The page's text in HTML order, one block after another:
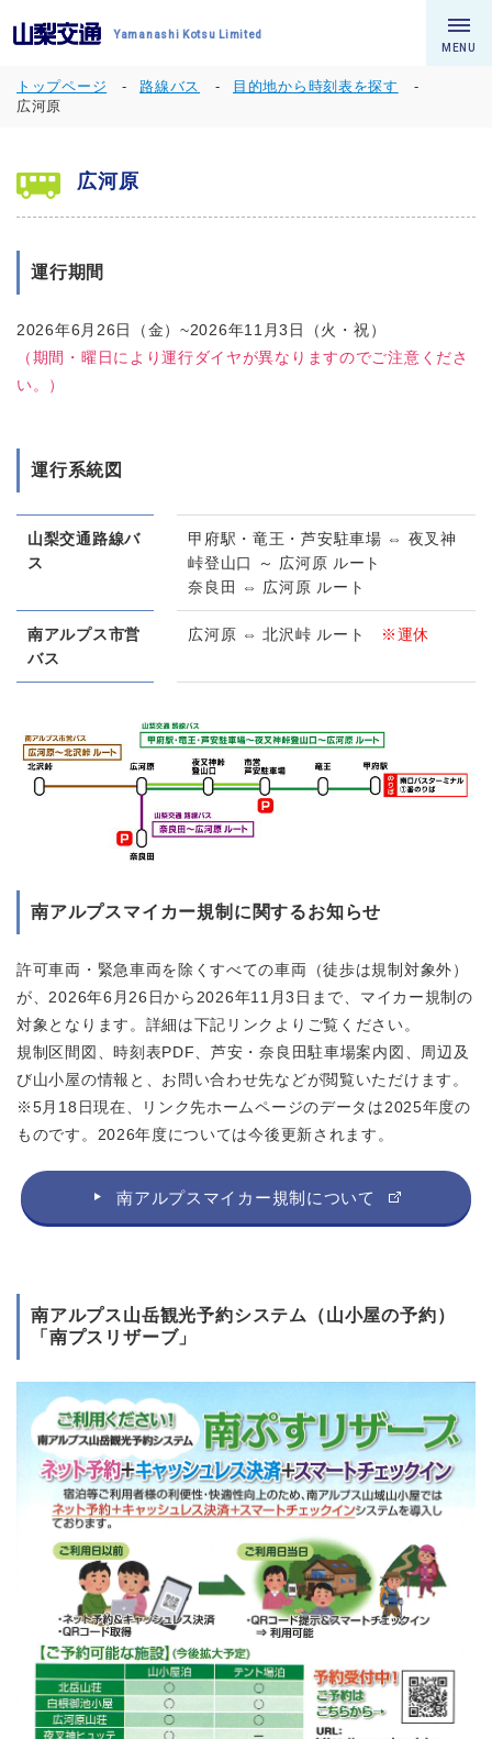
Yamanashi Kotsu Limited
MENU
トップページ 路線バス
目的地から時刻表を探す
広河原
広河原
運行期間
2026年6月26日（金）~2026年11月3日（火・祝）
（期間・曜日により運行ダイヤが異なりますのでご注意くださ
い。）
運行系統図
山梨交通路線バ
ス
甲府駅・竜王・芦安駐車場 ⇔ 夜叉神
峠登山口 ～ 広河原 ルート
奈良田 ⇔ 広河原 ルート
南アルプス市営
バス
広河原 ⇔ 北沢峠 ルート ※運休
南アルプスマイカー規制に関するお知らせ
許可車両・緊急車両を除くすべての車両（徒歩は規制対象外）
が、2026年6月26日から2026年11月3日まで、マイカー規制の
対象となります。詳細は下記リンクよりご覧ください。
規制区間図、時刻表PDF、芦安・奈良田駐車場案内図、周辺及
び山小屋の情報と、お問い合わせ先などが閲覧いただけます。
※5月18日現在、リンク先ホームページのデータは2025年度の
ものです。2026年度については今後更新されます。
南アルプスマイカー規制について
南アルプス山岳観光予約システム（山小屋の予約）
「南プスリザーブ」